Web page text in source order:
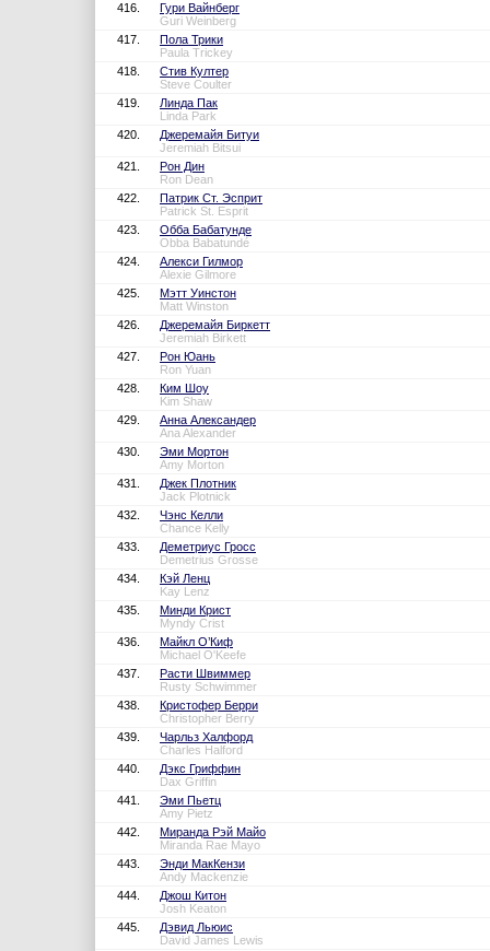
416.
Гури Вайнберг
Guri Weinberg
417.
Пола Трики
Paula Trickey
418.
Стив Култер
Steve Coulter
419.
Линда Пак
Linda Park
420.
Джеремайя Битуи
Jeremiah Bitsui
421.
Рон Дин
Ron Dean
422.
Патрик Ст. Эсприт
Patrick St. Esprit
423.
Обба Бабатунде
Obba Babatundé
424.
Алекси Гилмор
Alexie Gilmore
425.
Мэтт Уинстон
Matt Winston
426.
Джеремайя Биркетт
Jeremiah Birkett
427.
Рон Юань
Ron Yuan
428.
Ким Шоу
Kim Shaw
429.
Анна Александер
Ana Alexander
430.
Эми Мортон
Amy Morton
431.
Джек Плотник
Jack Plotnick
432.
Чэнс Келли
Chance Kelly
433.
Деметриус Гросс
Demetrius Grosse
434.
Кэй Ленц
Kay Lenz
435.
Минди Крист
Myndy Crist
436.
Майкл О’Киф
Michael O'Keefe
437.
Расти Швиммер
Rusty Schwimmer
438.
Кристофер Берри
Christopher Berry
439.
Чарльз Халфорд
Charles Halford
440.
Дэкс Гриффин
Dax Griffin
441.
Эми Пьетц
Amy Pietz
442.
Миранда Рэй Майо
Miranda Rae Mayo
443.
Энди МакКензи
Andy Mackenzie
444.
Джош Китон
Josh Keaton
445.
Дэвид Льюис
David James Lewis